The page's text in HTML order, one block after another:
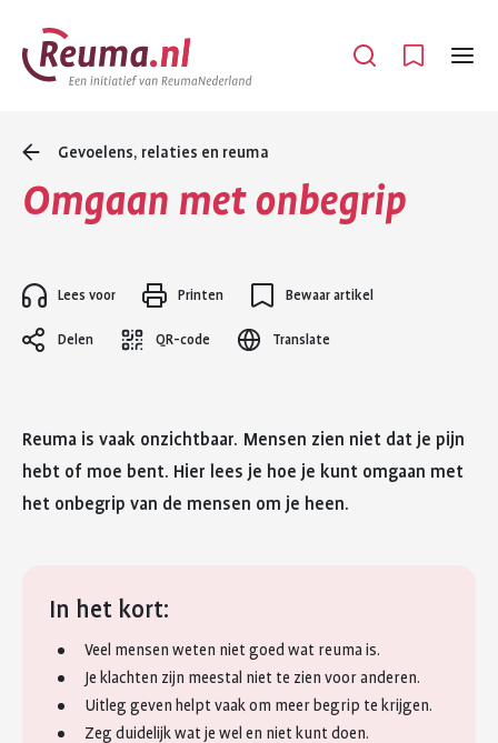
Spring
naar
hoofdinhoud
Spring
naar
footer
Open
Menu
Gevoelens, relaties en reuma
Omgaan met onbegrip
Lees voor Printen Bewaar artikel
Delen QR-code Translate
Reuma is vaak onzichtbaar. Mensen zien niet dat je pijn
hebt of moe bent. Hier lees je hoe je kunt omgaan met
het onbegrip van de mensen om je heen.
In het kort:
Veel mensen weten niet goed wat reuma is.
Je klachten zijn meestal niet te zien voor anderen.
Uitleg geven helpt vaak om meer begrip te krijgen.
Zeg duidelijk wat je wel en niet kunt doen.